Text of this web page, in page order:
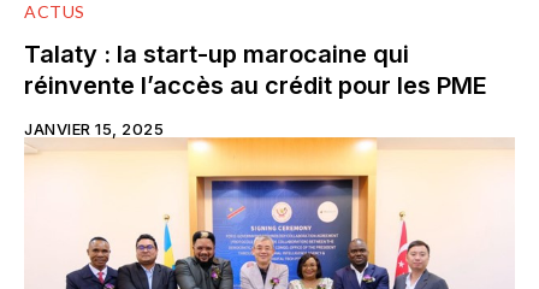
ACTUS
Talaty : la start-up marocaine qui
réinvente l’accès au crédit pour les PME
JANVIER 15, 2025